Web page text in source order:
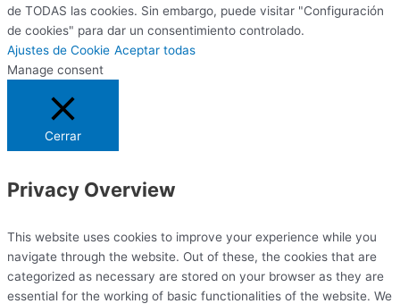
de TODAS las cookies. Sin embargo, puede visitar "Configuración
de cookies" para dar un consentimiento controlado.
Ajustes de Cookie Aceptar todas
Manage consent
Cerrar
Privacy Overview
This website uses cookies to improve your experience while you
navigate through the website. Out of these, the cookies that are
categorized as necessary are stored on your browser as they are
essential for the working of basic functionalities of the website. We